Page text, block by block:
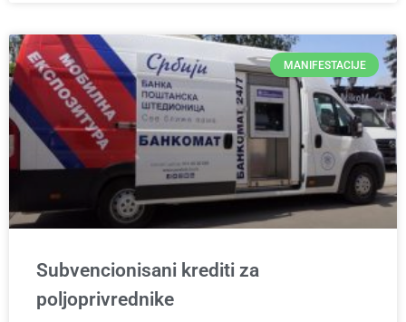
MANIFESTACIJE
Subvencionisani krediti za
poljoprivrednike